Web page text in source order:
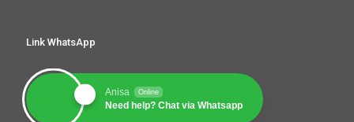
Link WhatsApp
Anisa Online
Need help? Chat via Whatsapp